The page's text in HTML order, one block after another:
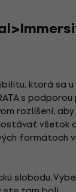
ktorá sa
s
rozlíšení,
formátoch
slobodu.